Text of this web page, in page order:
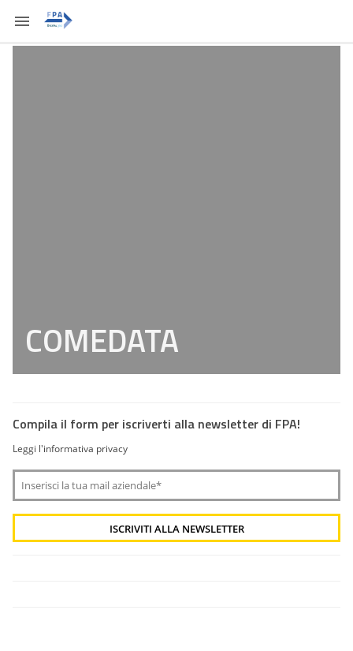
COMEDATA
Compila il form per iscriverti alla newsletter di FPA!
Leggi l'informativa privacy